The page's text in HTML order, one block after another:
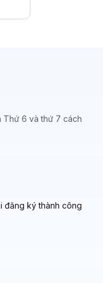
Thứ 6 và thứ 7 cách
đăng ký thành công